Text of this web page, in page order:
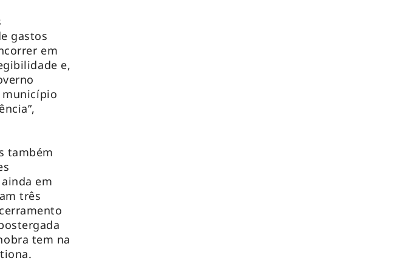
gastos
em
e,
município
também
em
três
tem na